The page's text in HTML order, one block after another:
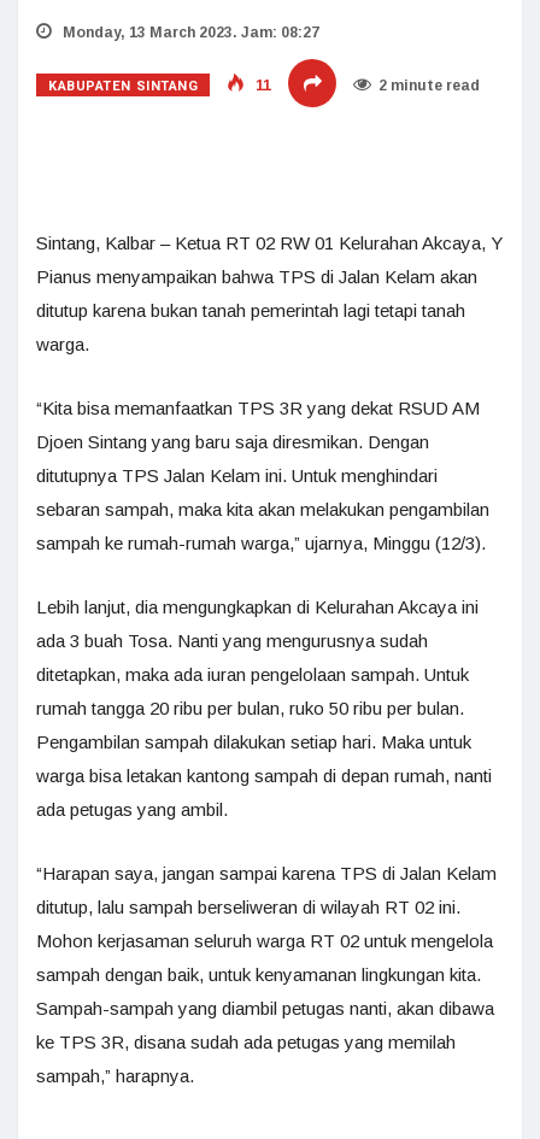
Monday, 13 March 2023. Jam: 08:27
KABUPATEN SINTANG 11 2 minute read
Sintang, Kalbar – Ketua RT 02 RW 01 Kelurahan Akcaya, Y
Pianus menyampaikan bahwa TPS di Jalan Kelam akan
ditutup karena bukan tanah pemerintah lagi tetapi tanah
warga.
“Kita bisa memanfaatkan TPS 3R yang dekat RSUD AM
Djoen Sintang yang baru saja diresmikan. Dengan
ditutupnya TPS Jalan Kelam ini. Untuk menghindari
sebaran sampah, maka kita akan melakukan pengambilan
sampah ke rumah-rumah warga,” ujarnya, Minggu (12/3).
Lebih lanjut, dia mengungkapkan di Kelurahan Akcaya ini
ada 3 buah Tosa. Nanti yang mengurusnya sudah
ditetapkan, maka ada iuran pengelolaan sampah. Untuk
rumah tangga 20 ribu per bulan, ruko 50 ribu per bulan.
Pengambilan sampah dilakukan setiap hari. Maka untuk
warga bisa letakan kantong sampah di depan rumah, nanti
ada petugas yang ambil.
“Harapan saya, jangan sampai karena TPS di Jalan Kelam
ditutup, lalu sampah berseliweran di wilayah RT 02 ini.
Mohon kerjasaman seluruh warga RT 02 untuk mengelola
sampah dengan baik, untuk kenyamanan lingkungan kita.
Sampah-sampah yang diambil petugas nanti, akan dibawa
ke TPS 3R, disana sudah ada petugas yang memilah
sampah,” harapnya.